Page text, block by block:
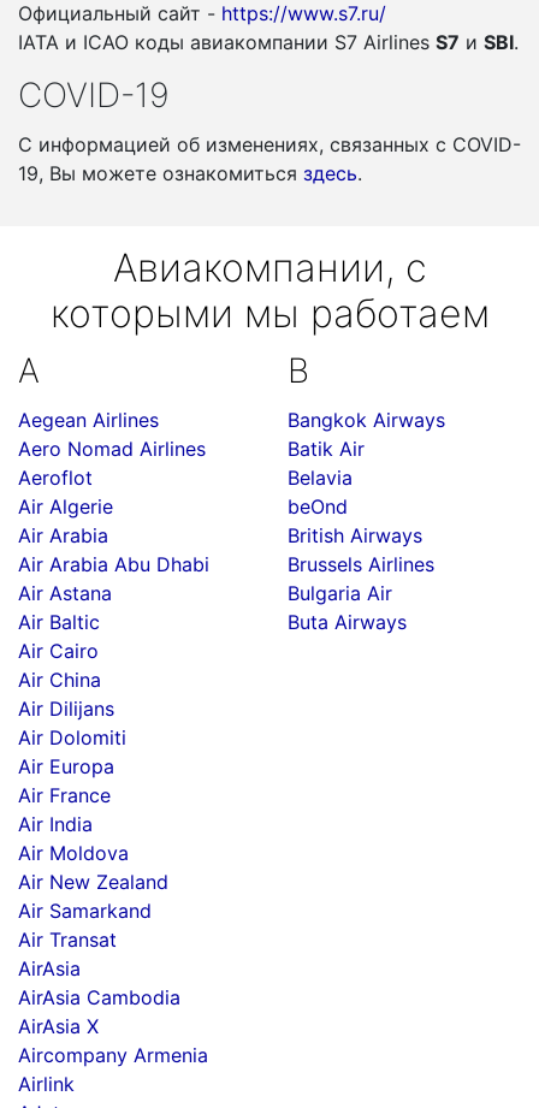
Официальный сайт - https://www.s7.ru/
IATA и ICAO коды авиакомпании S7 Airlines S7 и SBI.
COVID-19
С информацией об изменениях, связанных c COVID-
19, Вы можете ознакомиться здесь.
Авиакомпании, с
которыми мы работаем
A
Aegean Airlines
Aero Nomad Airlines
Aeroflot
Air Algerie
Air Arabia
Air Arabia Abu Dhabi
Air Astana
Air Baltic
Air Cairo
Air China
Air Dilijans
Air Dolomiti
Air Europa
Air France
Air India
Air Moldova
Air New Zealand
Air Samarkand
Air Transat
AirAsia
AirAsia Cambodia
AirAsia X
Aircompany Armenia
Airlink
B
Bangkok Airways
Batik Air
Belavia
beOnd
British Airways
Brussels Airlines
Bulgaria Air
Buta Airways